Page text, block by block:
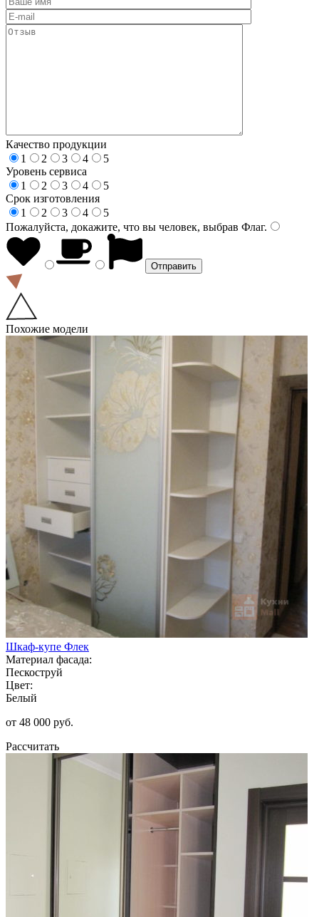
Качество продукции
1
2 3 4
5
Уровень сервиса
1
2 3 4
5
Срок изготовления
1
2 3 4
5
Пожалуйста, докажите, что вы человек, выбрав Флаг.
Похожие модели
Шкаф-купе Флек
Материал фасада:
Пескоструй
Цвет:
Белый
от 48 000 руб.
Рассчитать